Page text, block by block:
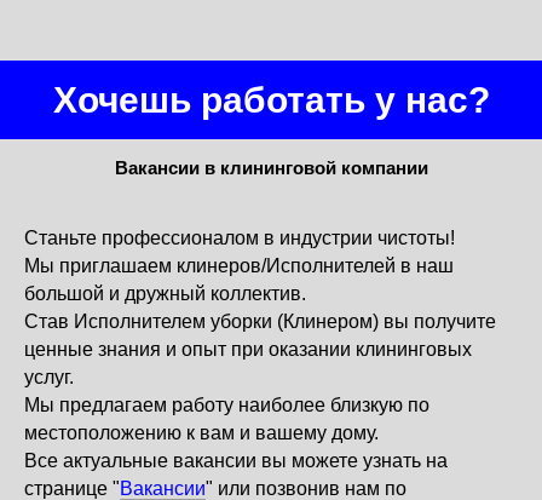
Хочешь работать у нас?
Вакансии в клининговой компании
Станьте профессионалом в индустрии чистоты!
Мы приглашаем клинеров/Исполнителей в наш
большой и дружный коллектив.
Став Исполнителем уборки (Клинером) вы получите
ценные знания и опыт при оказании клининговых
услуг.
Мы предлагаем работу наиболее близкую по
местоположению к вам и вашему дому.
Все актуальные вакансии вы можете узнать на
странице "Вакансии" или позвонив нам по